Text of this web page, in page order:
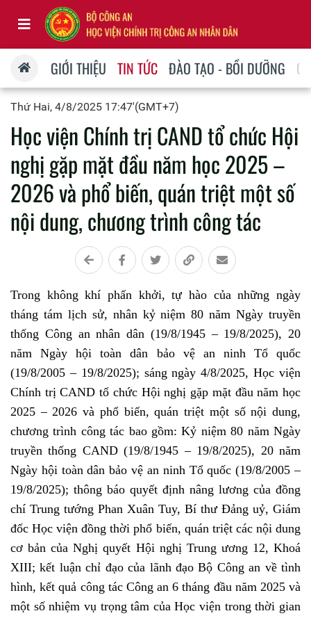
GIỚI THIỆU TIN TỨC ĐÀO TẠO - BỒI DƯỠNG
Thứ Hai, 4/8/2025 17:47'(GMT+7)
Học viện Chính trị CAND tổ chức Hội
nghị gặp mặt đầu năm học 2025 –
2026 và phổ biến, quán triệt một số
nội dung, chương trình công tác
Trong không khí phấn khởi, tự hào của những ngày
tháng tám lịch sử, nhân kỷ niệm 80 năm Ngày truyền
thống Công an nhân dân (19/8/1945 – 19/8/2025), 20
năm Ngày hội toàn dân bảo vệ an ninh Tổ quốc
(19/8/2005 – 19/8/2025); sáng ngày 4/8/2025, Học viện
Chính trị CAND tổ chức Hội nghị gặp mặt đầu năm học
2025 – 2026 và phổ biến, quán triệt một số nội dung,
chương trình công tác bao gồm: Kỷ niệm 80 năm Ngày
truyền thống CAND (19/8/1945 – 19/8/2025), 20 năm
Ngày hội toàn dân bảo vệ an ninh Tổ quốc (19/8/2005 –
19/8/2025); thông báo quyết định nâng lương của đồng
chí Trung tướng Phan Xuân Tuy, Bí thư Đảng uỷ, Giám
đốc Học viện đồng thời phổ biến, quán triệt các nội dung
cơ bản của Nghị quyết Hội nghị Trung ương 12, Khoá
XIII; kết luận chỉ đạo của lãnh đạo Bộ Công an về tình
hình, kết quả công tác Công an 6 tháng đầu năm 2025 và
một số nhiệm vụ trọng tâm của Học viện trong thời gian